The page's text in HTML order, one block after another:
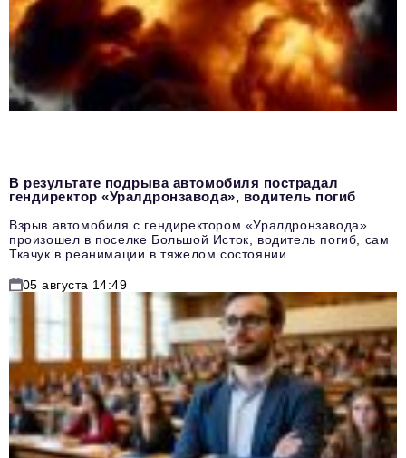
В результате подрыва автомобиля пострадал
гендиректор «Уралдронзавода», водитель погиб
Взрыв автомобиля с гендиректором «Уралдронзавода»
произошел в поселке Большой Исток, водитель погиб, сам
Ткачук в реанимации в тяжелом состоянии.
05 августа 14:49